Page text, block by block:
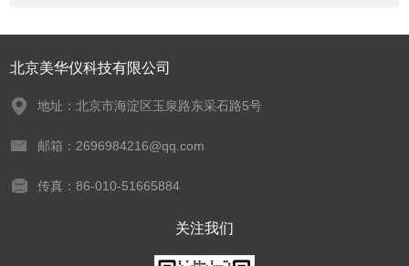
北京美华仪科技有限公司
地址：北京市海淀区玉泉路东采石路5号
邮箱：2696984216@qq.com
传真：86-010-51665884
关注我们